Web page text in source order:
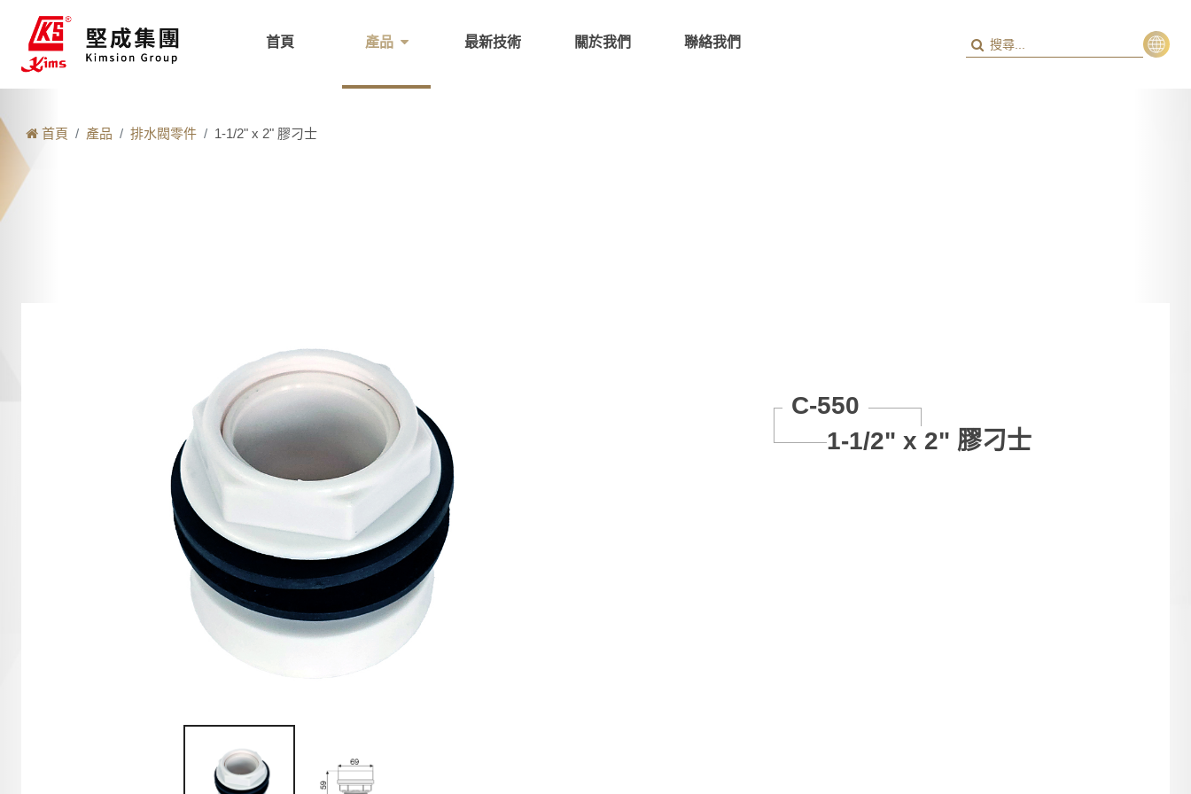
首頁 產品 最新技術 關於我們
聯絡我們
首頁 產品 排水閥零件 1-1/2" x 2" 膠刁士
C-550
1-1/2" x 2" 膠刁士